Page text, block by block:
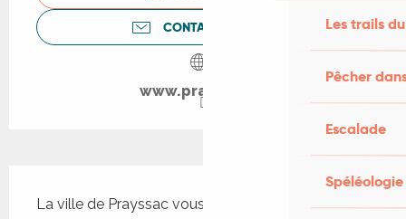
Les trails
Pêcher
Escalade
Spéléologie
CONTACTEZ-NOUS
www.prayssac.fr
La ville de Prayssac vous propose de venir